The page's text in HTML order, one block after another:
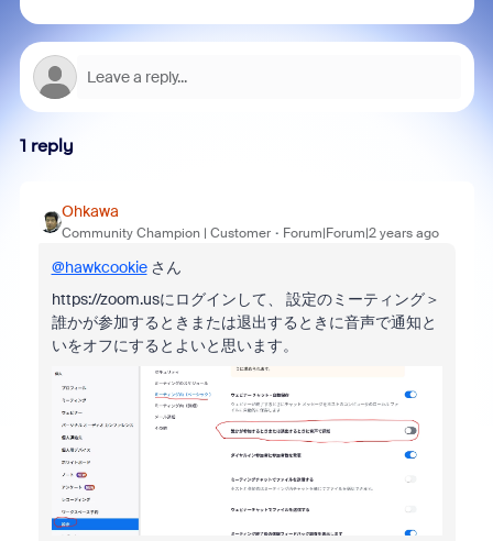
1 reply
Ohkawa
Community Champion | Customer Forum|Forum|2 years ago
@hawkcookieさん
https://zoom.usにログインして、 設定のミーティング＞
誰かが参加するときまたは退出するときに音声で通知と
いをオフにするとよいと思います。